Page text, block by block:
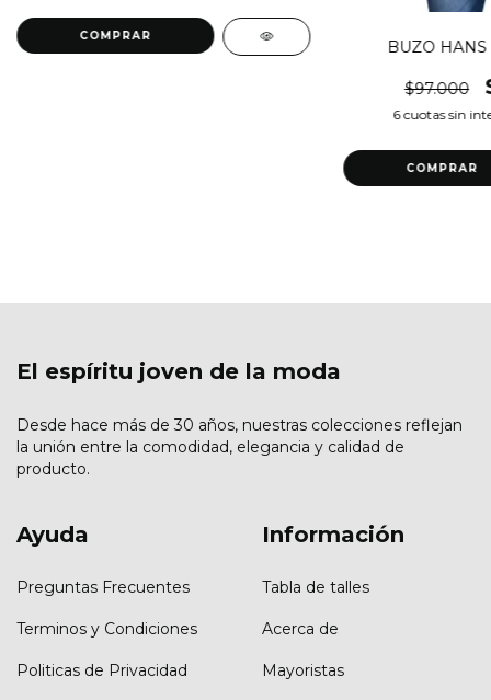
COMPRAR
BUZO
$97.000
6cuotas sin
COMPRAR
El espíritu joven de la moda
Desde hace más de 30 años, nuestras colecciones reflejan
la unión entre la comodidad, elegancia y calidad de
producto.
Ayuda
Preguntas Frecuentes
Terminos y Condiciones
Politicas de Privacidad
Información
Tabla de talles
Acerca de
Mayoristas